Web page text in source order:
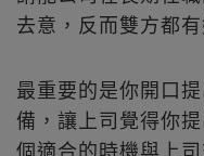
去意，反而雙方都有
最重要的是你開口
備，讓上司覺得你